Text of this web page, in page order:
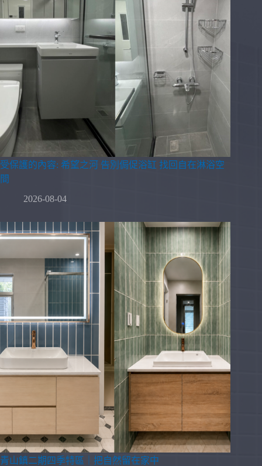
受保護的內容: 希望之河 告別侷促浴缸 找回自在淋浴空
間
2026-08-04
青山鎮二期四季特區｜把自然留在家中